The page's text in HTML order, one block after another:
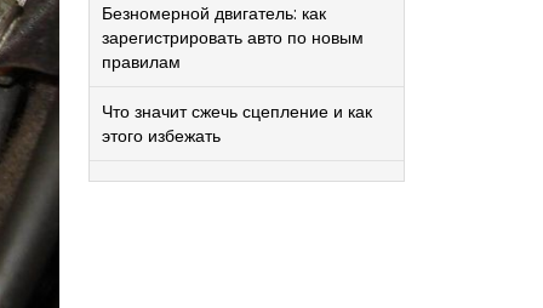
Безномерной двигатель: как
зарегистрировать авто по новым
правилам
Что значит сжечь сцепление и как
этого избежать